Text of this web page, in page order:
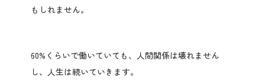
もしれません。
60%くらいで働いていても、人間関係は壊れません
し、人生は続いていきます。